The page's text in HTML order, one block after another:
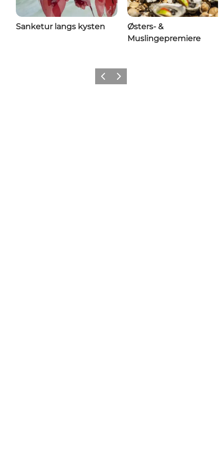
Sanketur langs kysten
Østers- &
Muslingepremiere
Forrige billede
Næste billede